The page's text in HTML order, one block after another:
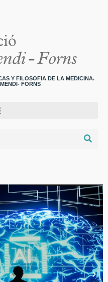
Y FILOSOFIA DE LA MEDICINA.
FORNS